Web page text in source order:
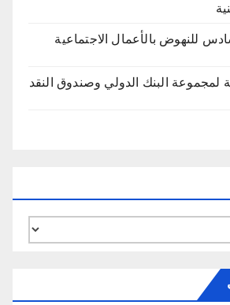
للنهوض بالأعمال الاجتماعية
لمجموعة البنك الدولي وصندوق النقد